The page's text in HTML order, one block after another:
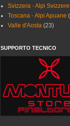
Svizzera - Alpi Svizzere
Toscana - Alpi Apuane
Valle d'Aosta (23)
SUPPORTO TECNICO